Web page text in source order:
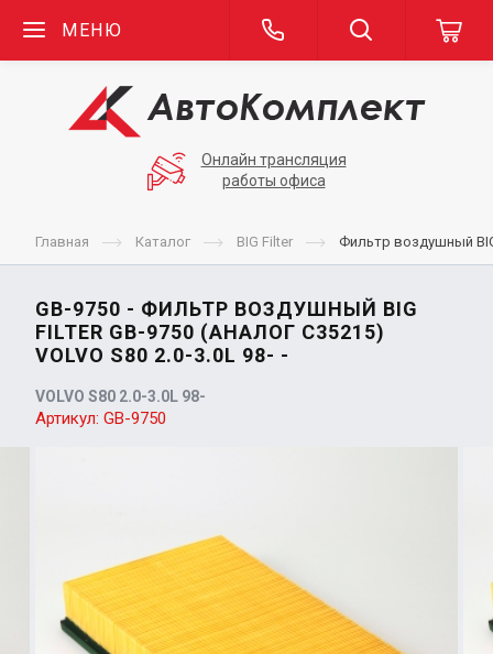
МЕНЮ
Онлайн трансляция
работы офиса
Главная Каталог BIG Filter Фильтр воздушный BIG
GB-9750 - ФИЛЬТР ВОЗДУШНЫЙ BIG
FILTER GB-9750 (АНАЛОГ C35215)
VOLVO S80 2.0-3.0L 98- -
VOLVO S80 2.0-3.0L 98-
Артикул: GB-9750